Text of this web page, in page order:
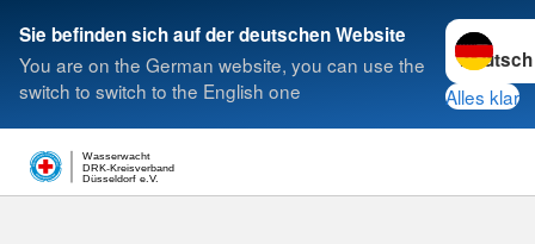
Sie befinden sich auf der deutschen Website
You are on the German website, you can use the
switch to switch to the English one
Sprache
Alles klar
Düsseldorf e.V.
DRK-Kreisverband
Wasserwacht
Suche